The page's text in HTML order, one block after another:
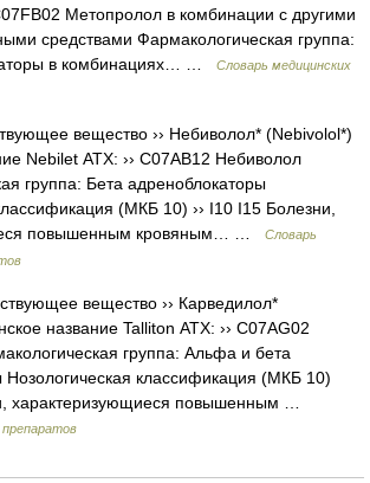
Метопролол в комбинации с другими
средствами Фармакологическая группа:
в комбинациях… …
Словарь медицинских
вещество ›› Небиволол* (Nebivolol*)
Nebilet АТХ: ›› C07AB12 Небиволол
группа: Бета адреноблокаторы
(МКБ 10) ›› I10 I15 Болезни,
повышенным кровяным… …
Словарь
вещество ›› Карведилол*
название Talliton АТХ: ›› C07AG02
группа: Альфа и бета
Нозологическая классификация (МКБ 10)
характеризующиеся повышенным …